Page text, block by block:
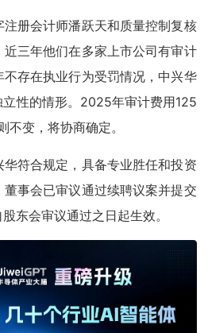
册会计师潘跃天和质量控制复核
三年他们在多家上市公司有审计
存在执业行为受罚情况，中兴华
性的情形。2025年审计费用125
变，将协商确定。
符合规定，具备专业胜任和投资
事会已审议通过续聘议案并提交
东会审议通过之日起生效。